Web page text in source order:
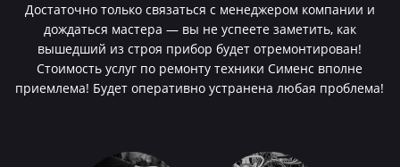
Достаточно только связаться с менеджером компании и
дождаться мастера — вы не успеете заметить, как
вышедший из строя прибор будет отремонтирован!
Стоимость услуг по ремонту техники Сименс вполне
приемлема! Будет оперативно устранена любая проблема!